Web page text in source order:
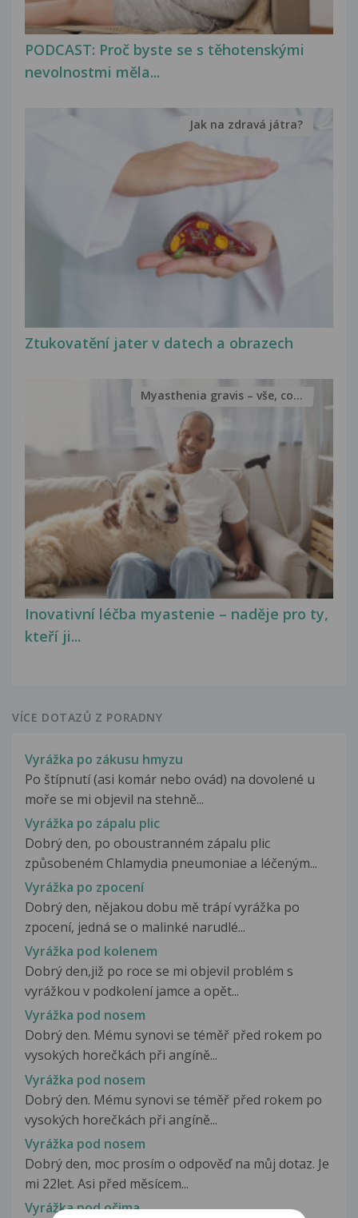
PODCAST: Proč byste se s těhotenskými
nevolnostmi měla...
Ztukovatění jater v datech a obrazech
Jak na zdravá játra?
Inovativní léčba myastenie – naděje pro ty,
kteří ji...
Myasthenia gravis – vše, co...
VÍCE DOTAZŮ Z PORADNY
Vyrážka po zákusu hmyzu
Po štípnutí (asi komár nebo ovád) na dovolené u
moře se mi objevil na stehně...
Vyrážka po zápalu plic
Dobrý den, po oboustranném zápalu plic
způsobeném Chlamydia pneumoniae a léčeným...
Vyrážka po zpocení
Dobrý den, nějakou dobu mě trápí vyrážka po
zpocení, jedná se o malinké narudlé...
Vyrážka pod kolenem
Dobrý den,již po roce se mi objevil problém s
vyrážkou v podkolení jamce a opět...
Vyrážka pod nosem
Dobrý den. Mému synovi se téměř před rokem po
vysokých horečkách při angíně...
Vyrážka pod nosem
Dobrý den. Mému synovi se téměř před rokem po
vysokých horečkách při angíně...
Vyrážka pod nosem
Dobrý den, moc prosím o odpověď na můj dotaz. Je
mi 22let. Asi před měsícem...
Vyrážka pod očima